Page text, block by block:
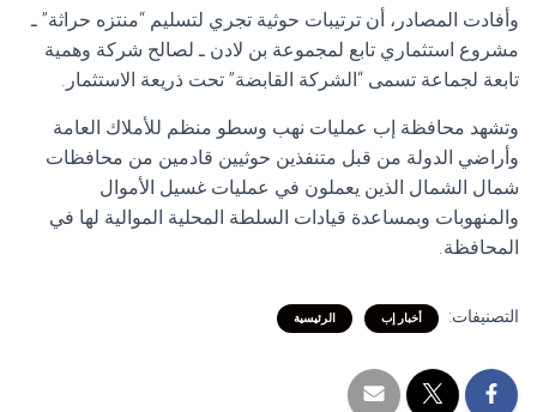
وأفادت المصادر، أن ترتيبات حوثية تجري لتسليم “منتزه حراثة” ـ
مشروع استثماري تابع لمجموعة بن لادن ـ لصالح شركة وهمية
تابعة لجماعة تسمى “الشركة القابضة” تحت ذريعة الاستثمار.
وتشهد محافظة إب عمليات نهب وسطو منظم للأملاك العامة
وأراضي الدولة من قبل متنفذين حوثيين قادمين من محافظات
شمال الشمال الذين يعملون في عمليات غسيل الأموال
والمنهوبات وبمساعدة قيادات السلطة المحلية الموالية لها في
المحافظة.
التصنيفات: أخبار إب الرئيسية